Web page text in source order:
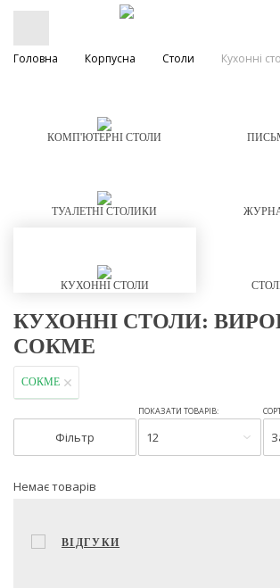
Головна Корпусна Столи Кухонні
КОМП'ЮТЕРНІ СТОЛИ
ТУАЛЕТНІ СТОЛИКИ
КУХОННІ СТОЛИ
КУХОННІ СТОЛИ:
СОКМЕ
СОКМЕ
Фільтр
ПОКАЗАТИ ТОВАРІВ:
12
Немає товарів
ВІДГУКИ